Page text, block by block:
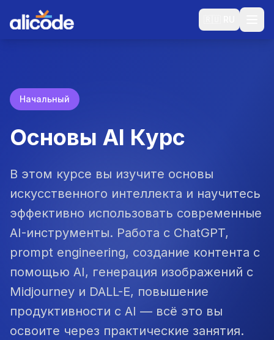
Начальный
Основы AI Курс
В этом курсе вы изучите основы
искусственного интеллекта и научитесь
эффективно использовать современные
AI-инструменты. Работа с ChatGPT,
prompt engineering, создание контента с
помощью AI, генерация изображений с
Midjourney и DALL-E, повышение
продуктивности с AI — всё это вы
освоите через практические занятия.